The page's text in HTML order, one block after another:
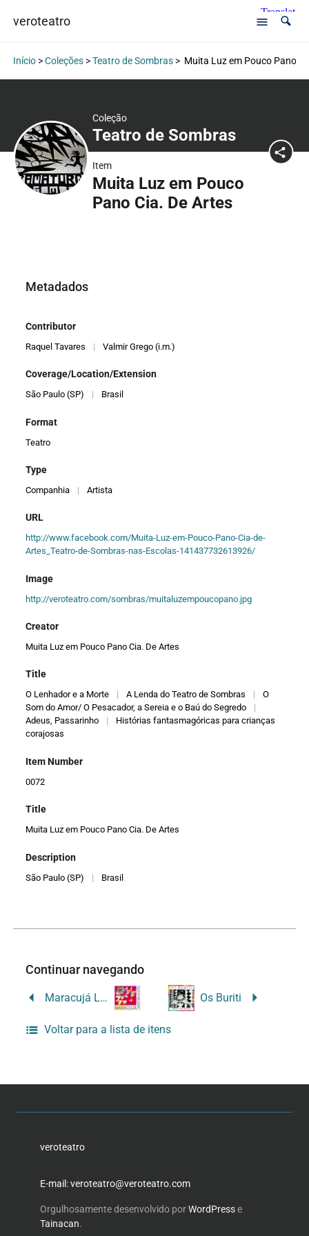
veroteatro
Início>Coleções>Teatro de Sombras> Muita Luz em Pouco Pano
Coleção
Teatro de Sombras
Item
Muita Luz em Pouco
Pano Cia. De Artes
Metadados
Contributor
Raquel Tavares | Valmir Grego (i.m.)
Coverage/Location/Extension
São Paulo (SP) | Brasil
Format
Teatro
Type
Companhia | Artista
URL
http://www.facebook.com/Muita-Luz-em-Pouco-Pano-Cia-de-
Artes_Teatro-de-Sombras-nas-Escolas-141437732613926/
Image
http://veroteatro.com/sombras/muitaluzempoucopano.jpg
Creator
Muita Luz em Pouco Pano Cia. De Artes
Title
O Lenhador e a Morte | A Lenda do Teatro de Sombras |
O
Som do Amor/ O Pesacador, a Sereia e o Baú do Segredo
|
Adeus, Passarinho
|
Histórias fantasmagóricas para crianças
corajosas
Item Number
0072
Title
Muita Luz em Pouco Pano Cia. De Artes
Description
São Paulo (SP) | Brasil
Continuar navegando
Maracujá Laboratório de Artes Os Buriti
Voltar para a lista de itens
veroteatro
E-mail: veroteatro@veroteatro.com
Orgulhosamente desenvolvido porWordPresse
Tainacan.